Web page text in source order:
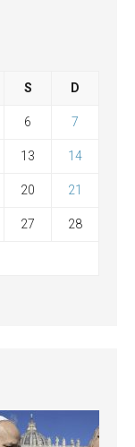
S D
6 7
13 14
20 21
27 28